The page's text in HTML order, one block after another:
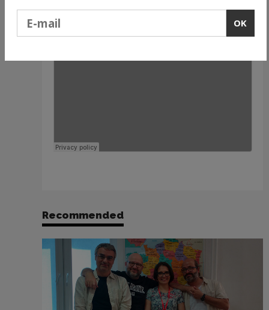
Recommended
OK